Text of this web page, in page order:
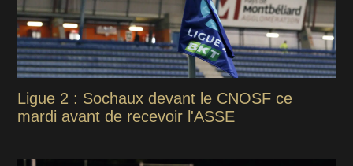
Ligue 2 : Sochaux devant le CNOSF ce
mardi avant de recevoir l'ASSE